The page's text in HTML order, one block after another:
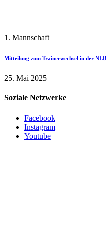
1. Mannschaft
Mitteilung zum Trainerwechsel in der
25. Mai 2025
Soziale Netzwerke
Facebook
Instagram
Youtube